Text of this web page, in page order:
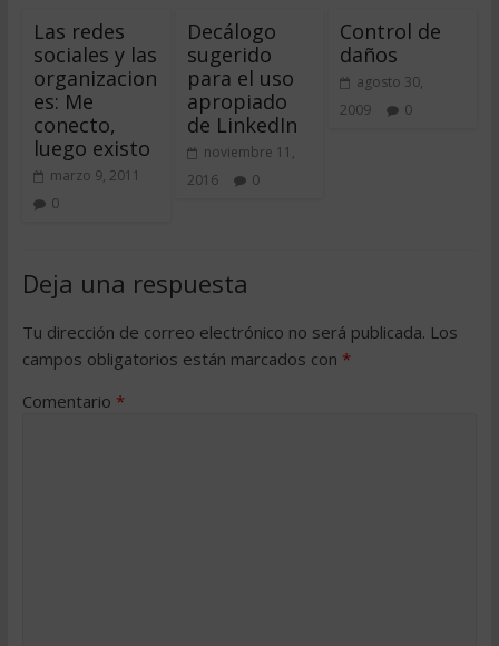
Las redes
sociales y las
organizacion
es: Me
conecto,
luego existo
marzo 9, 2011
0
Decálogo
sugerido
para el uso
apropiado
de LinkedIn
noviembre 11,
2016
0
Control de
daños
agosto 30,
2009
0
Deja una respuesta
Tu dirección de correo electrónico no será publicada. Los
campos obligatorios están marcados con *
Comentario *